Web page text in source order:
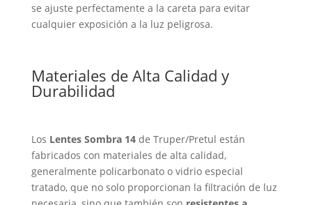
se ajuste perfectamente a la careta para evitar
cualquier exposición a la luz peligrosa.
Materiales de Alta Calidad y
Durabilidad
Los Lentes Sombra 14de Truper/Pretul están
fabricados con materiales de alta calidad,
generalmente policarbonato o vidrio especial
tratado, que no solo proporcionan la filtración de luz